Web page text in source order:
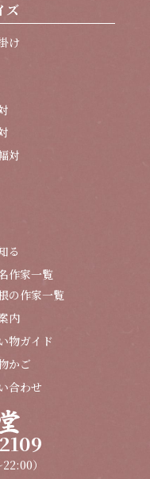
ズ
け
対
る
作家一覧
の作家一覧
内
物ガイド
かご
合わせ
）